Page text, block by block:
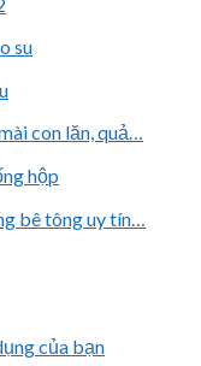
su
con lăn, quả…
bê tông uy tín…